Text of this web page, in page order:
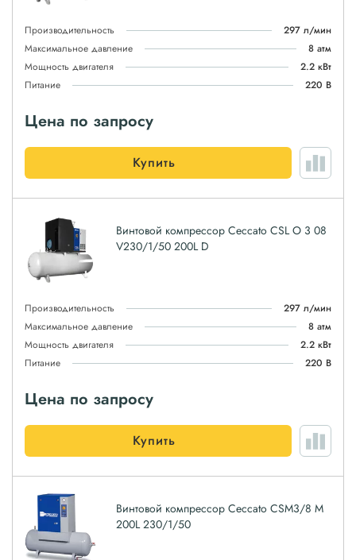
Производительность
297 л/мин
Максимальное давление
8 атм
Мощность двигателя
2.2 кВт
Питание
220 В
Цена по запросу
Купить
Винтовой компрессор Ceccato CSL O 3 08
V230/1/50 200L D
Производительность
297 л/мин
Максимальное давление
8 атм
Мощность двигателя
2.2 кВт
Питание
220 В
Цена по запросу
Купить
Винтовой компрессор Ceccato CSM3/8 M
200L 230/1/50